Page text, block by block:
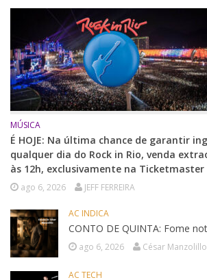
MÚSICA
É HOJE: Na última chance de garantir
qualquer dia do Rock in Rio, venda
às 12h, exclusivamente na Ticketmaster
ago 6, 2026 JEFF FERREIRA
AC INDICA
CONTO DE QUINTA: Fome
ago 6, 2026 César Manzolillo
AC TECH